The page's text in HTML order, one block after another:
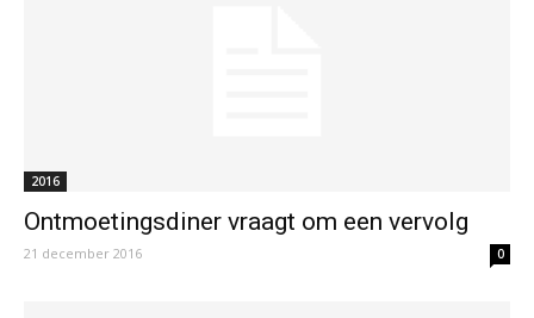
2016
Ontmoetingsdiner vraagt om een vervolg
21 december 2016 0